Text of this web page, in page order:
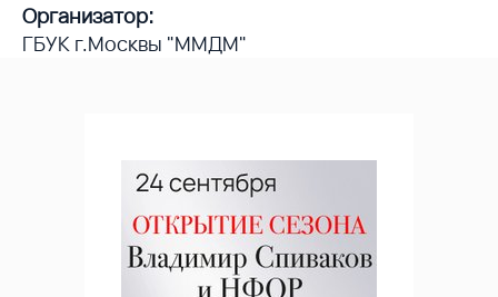
Организатор:
ГБУК г.Москвы "ММДМ"